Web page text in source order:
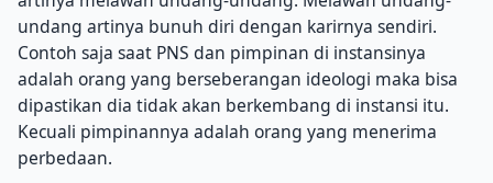
undang artinya bunuh diri dengan karirnya sendiri.
Contoh saja saat PNS dan pimpinan di instansinya
adalah orang yang berseberangan ideologi maka bisa
dipastikan dia tidak akan berkembang di instansi itu.
Kecuali pimpinannya adalah orang yang menerima
perbedaan.